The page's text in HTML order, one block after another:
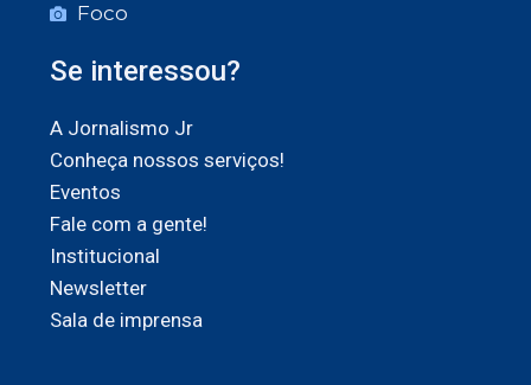
Foco
Se interessou?
A Jornalismo Jr
Conheça nossos serviços!
Eventos
Fale com a gente!
Institucional
Newsletter
Sala de imprensa